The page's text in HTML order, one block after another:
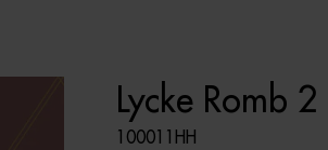
Lycke Romb 2
100011HH